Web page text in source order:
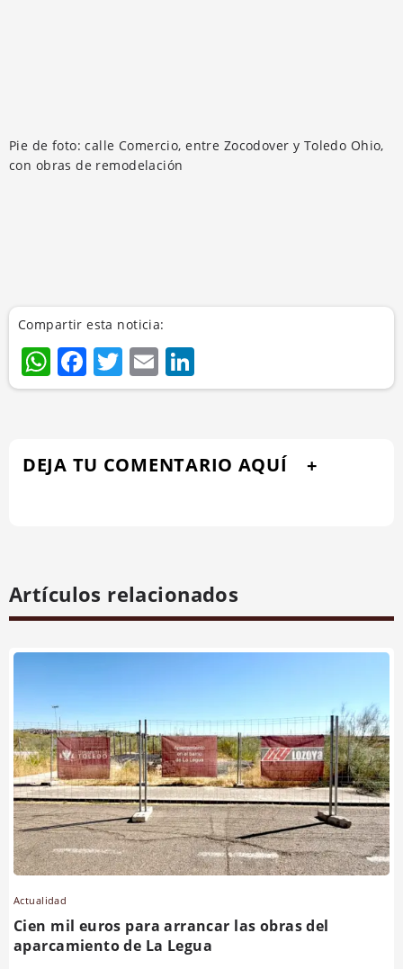
Pie de foto: calle Comercio, entre Zocodover y Toledo Ohio,
con obras de remodelación
Compartir esta noticia:
WhatsApp
Facebook
Twitter
Email
DEJA TU COMENTARIO AQUÍ
Artículos relacionados
Actualidad
Cien mil euros para arrancar las obras del
aparcamiento de La Legua